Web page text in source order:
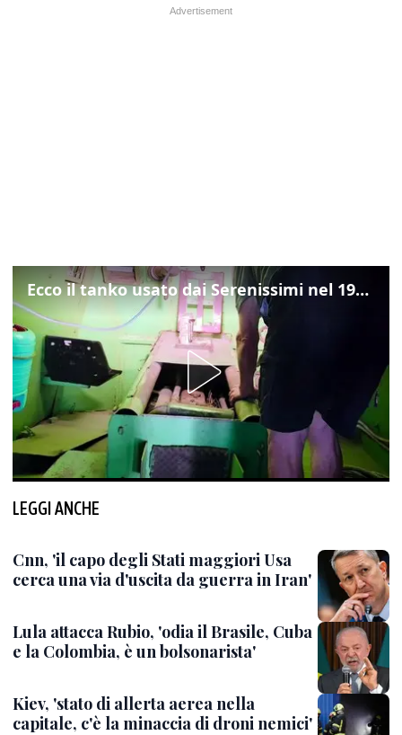
Ecco il tanko usato dai Serenissimi nel 1997 per il blitz a San Marco
LEGGI ANCHE
Cnn, 'il capo degli Stati maggiori Usa
cerca una via d'uscita da guerra in Iran'
Lula attacca Rubio, 'odia il Brasile, Cuba
e la Colombia, è un bolsonarista'
Kiev, 'stato di allerta aerea nella
capitale, c'è la minaccia di droni nemici'